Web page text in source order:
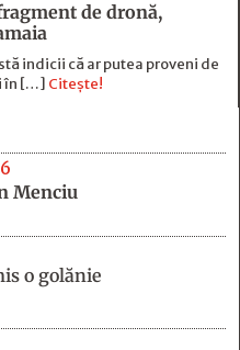
de dronă,
indicii că ar putea proveni de
în […] Citește!
Menciu
o golănie